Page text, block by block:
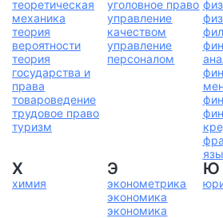
теоретическая
механика
теория
вероятности
теория
государства и
права
товароведение
трудовое право
туризм
уголовное право
управление
качеством
управление
персоналом
Х
химия
Э
эконометрика
экономика
экономика
Ю